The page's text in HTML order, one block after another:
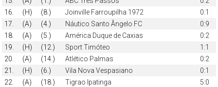
16.
(H) (8.) Joinville Farroupilha 1972
0:1
17.
(A) (4.) Náutico Santo Ângelo FC
0:9
18.
(A) (5.) América Duque de Caxias
0:2
19.
(H) (12.) Sport Timóteo
1:1
20.
(A) (14.) Atlético Palmas
0:2
21.
(H) (6.) Vila Nova Vespasiano
0:1
22.
(A) (18.) Tigrao Ipatinga
5:0